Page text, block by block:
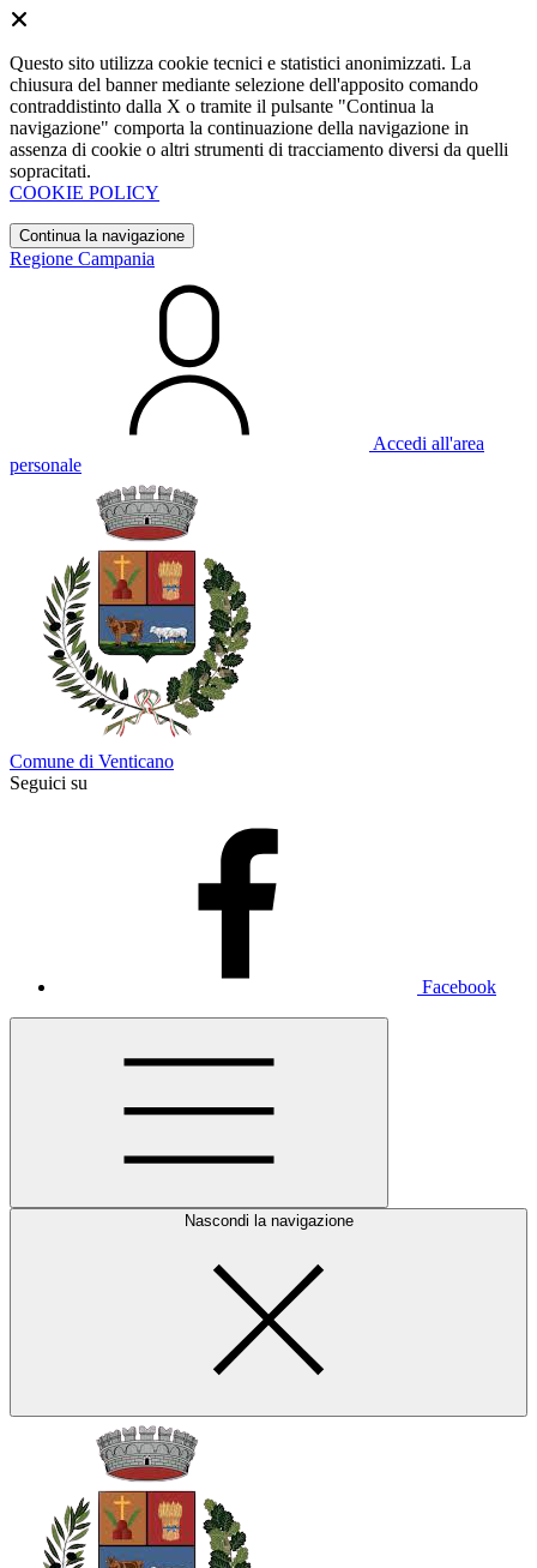
Questo sito utilizza cookie tecnici e statistici anonimizzati. La
chiusura del banner mediante selezione dell'apposito comando
contraddistinto dalla X o tramite il pulsante "Continua la
navigazione" comporta la continuazione della navigazione in
assenza di cookie o altri strumenti di tracciamento diversi da quelli
sopracitati.
COOKIE POLICY
Continua la navigazione
Regione Campania
Accedi all'area
personale
Comune di Venticano
Seguici su
Facebook
Nascondi la navigazione